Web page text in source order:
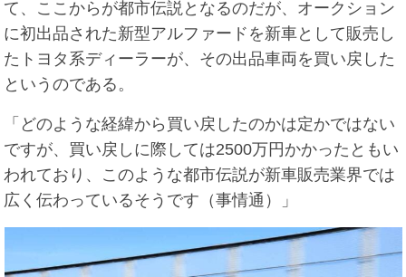
て、ここからが都市伝説となるのだが、オークション
に初出品された新型アルファードを新車として販売し
たトヨタ系ディーラーが、その出品車両を買い戻した
というのである。
「どのような経緯から買い戻したのかは定かではない
ですが、買い戻しに際しては2500万円かかったともい
われており、このような都市伝説が新車販売業界では
広く伝わっているそうです（事情通）」